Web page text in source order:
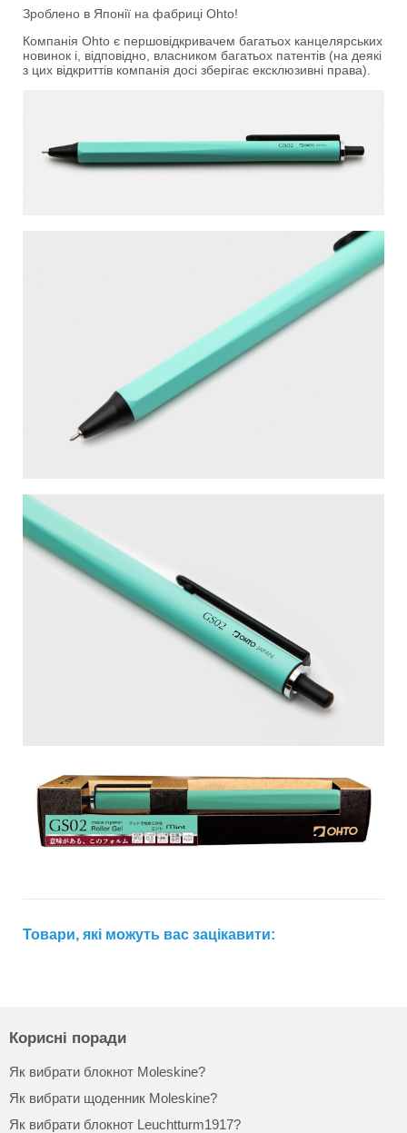
Зроблено в Японії на фабриці Ohto!
Компанія Ohto є першовідкривачем багатьох канцелярських
новинок і, відповідно, власником багатьох патентів (на деякі
з цих відкриттів компанія досі зберігає ексклюзивні права).
Товари, які можуть вас зацікавити:
Корисні поради
Як вибрати блокнот Moleskine?
Як вибрати щоденник Moleskine?
Як вибрати блокнот Leuchtturm1917?